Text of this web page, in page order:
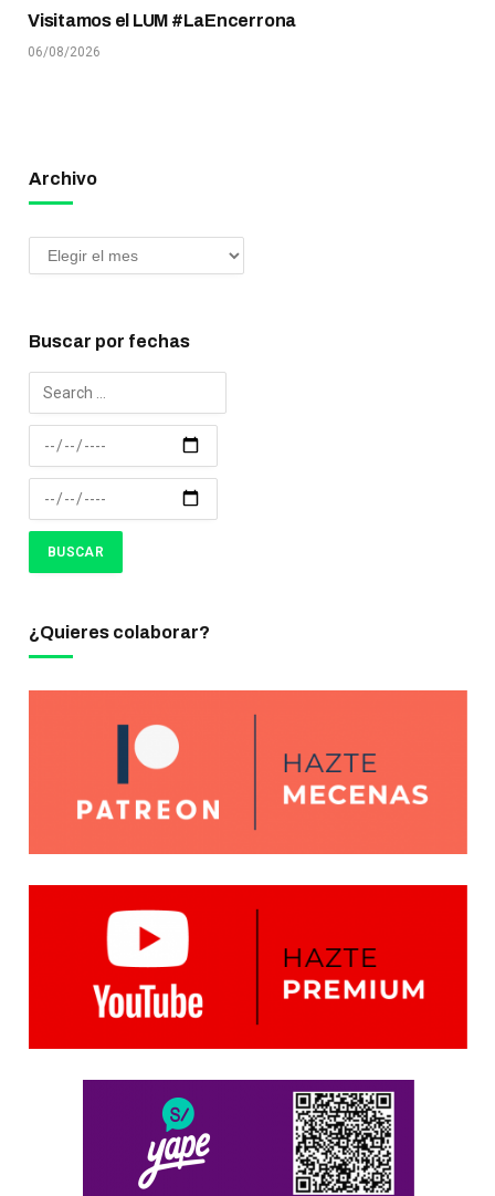
Visitamos el LUM #LaEncerrona
06/08/2026
Archivo
Buscar por fechas
¿Quieres colaborar?